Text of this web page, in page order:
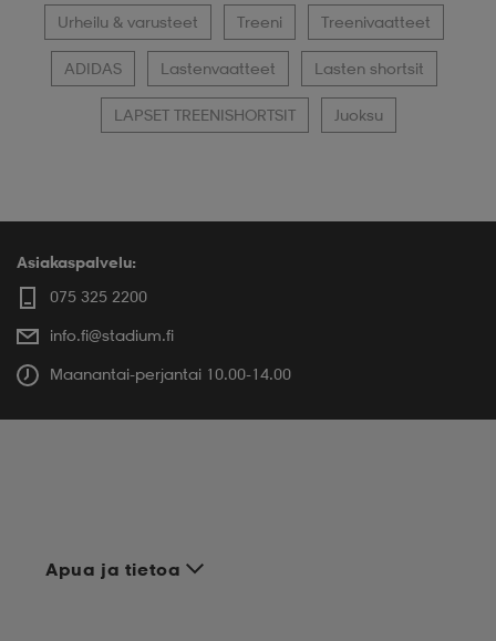
Urheilu & varusteet Treeni Treenivaatteet
ADIDAS Lastenvaatteet Lasten shortsit
LAPSET TREENISHORTSIT Juoksu
Asiakaspalvelu:
075 325 2200
info.fi@stadium.fi
Maanantai-perjantai 10.00-14.00
Apua ja tietoa